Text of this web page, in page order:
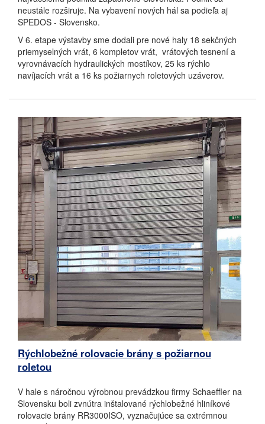
neustále rozširuje. Na vybavení nových hál sa podieľa aj
SPEDOS - Slovensko.
V 6. etape výstavby sme dodali pre nové haly 18 sekčných
priemyselných vrát, 6 kompletov vrát, vrátových tesnení a
vyrovnávacích hydraulických mostíkov, 25 ks rýchlo
navíjacích vrát a 16 ks požiarnych roletových uzáverov.
Rýchlobežné rolovacie brány s požiarnou
roletou
V hale s náročnou výrobnou prevádzkou firmy Schaeffler na
Slovensku boli zvnútra inštalované rýchlobežné hliníkové
rolovacie brány RR3000ISO, vyznačujúce sa extrémnou